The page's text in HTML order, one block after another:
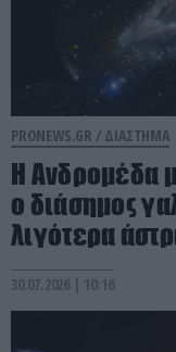
PRONEWS.GR / ΔΙΑΣΤΗΜΑ
Η Ανδρομέδα
ο διάσημος
λιγότερα
30.07.2026 | 10:16